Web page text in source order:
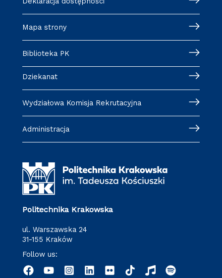
Mapa strony
Biblioteka PK
Dziekanat
Wydziałowa Komisja Rekrutacyjna
Administracja
Politechnika Krakowska
ul. Warszawska 24
31-155 Kraków
Follow us: